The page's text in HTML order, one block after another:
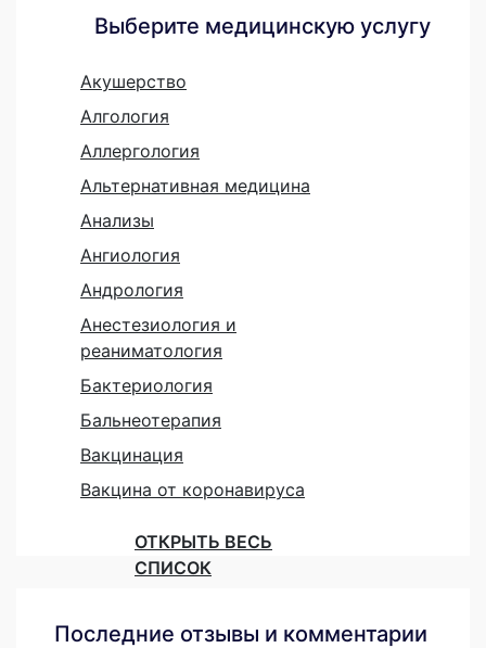
Выберите медицинскую услугу
Акушерство
Алгология
Аллергология
Альтернативная медицина
Анализы
Ангиология
Андрология
Анестезиология и
реаниматология
Бактериология
Бальнеотерапия
Вакцинация
Вакцина от коронавируса
ОТКРЫТЬ ВЕСЬ
СПИСОК
Последние отзывы и комментарии